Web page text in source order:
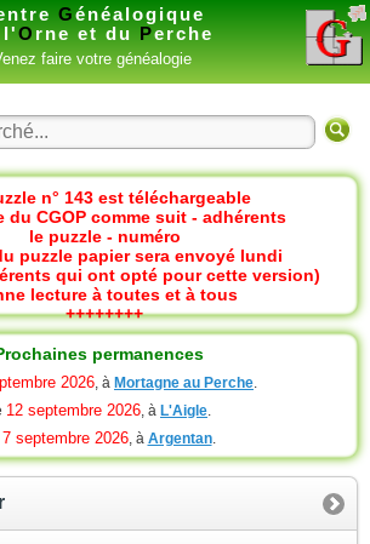
Généalogique
l'O rne et du Perche
faire votre généalogie
n° 143 est téléchargeable
du CGOP comme suit - adhérents
le puzzle - numéro
puzzle papier sera envoyé lundi
qui ont opté pour cette version)
lecture à toutes et à tous
++++++++
permanences
2026, à Mortagne au Perche.
12 septembre 2026, à L'Aigle.
7 septembre 2026, à Argentan.